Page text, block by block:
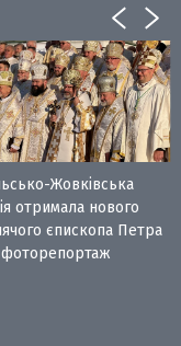
Жовківська
отримала нового
єпископа Петра